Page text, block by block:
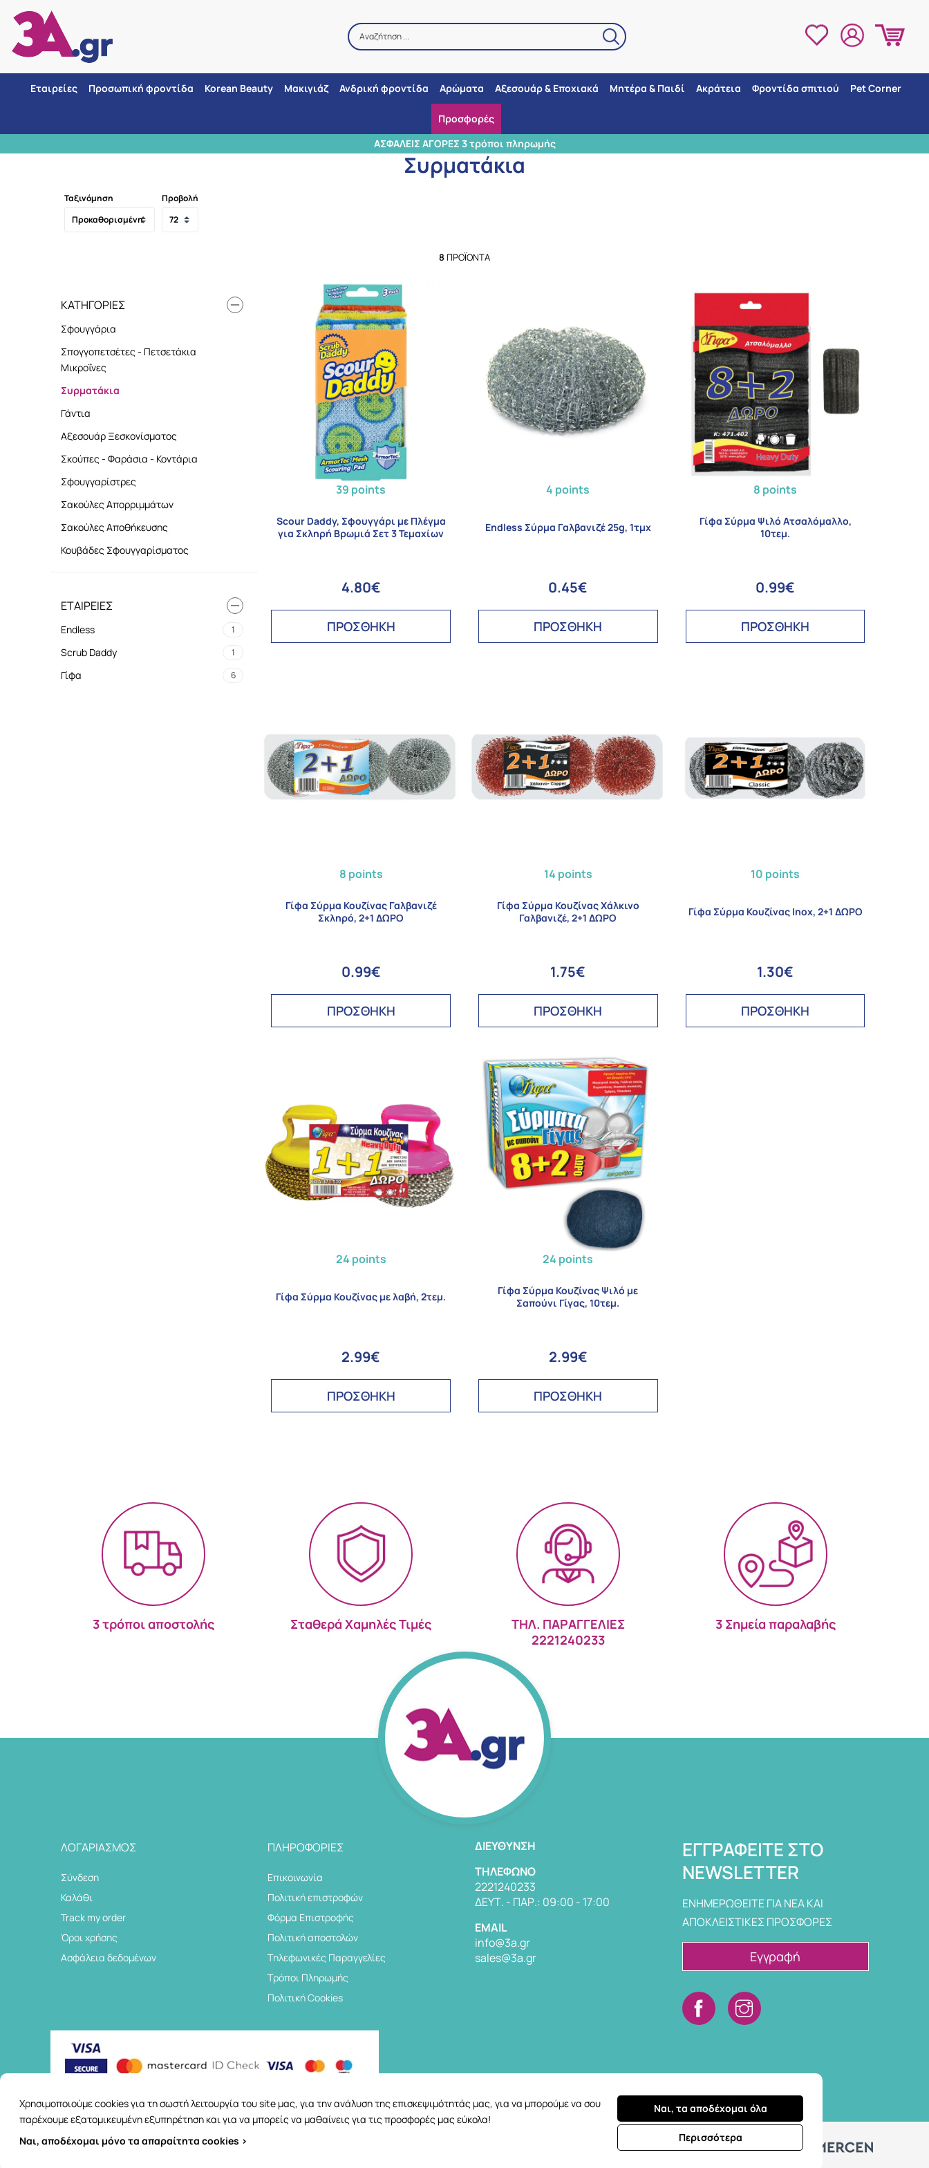
Αναζήτηση ...
Εταιρείες Προσωπική φροντίδα Korean Beauty Μακιγιάζ Ανδρική φροντίδα Αρώματα Αξεσουάρ & Εποχιακά Μητέρα & Παιδί Ακράτεια Φροντίδα σπιτιού Pet Corner
Προσφορές
3 ΣΗΜΕΙΑ ΠΑΡΑΛΛΑΒΗΣ
Αρχική / Φροντίδα σπιτιού / Αξεσουάρ καθαρισμού / Συρματάκια
Συρματάκια
Ταξινόμηση Προβολή
8 ΠΡΟΪΌΝΤΑ
ΚΑΤΗΓΟΡΊΕΣ
Σφουγγάρια
Σπογγοπετσέτες - Πετσετάκια
Μικροΐνες
Συρματάκια
Γάντια
Αξεσουάρ Ξεσκονίσματος
Σκούπες - Φαράσια - Κοντάρια
Σφουγγαρίστρες
Σακούλες Απορριμμάτων
Σακούλες Αποθήκευσης
Κουβάδες Σφουγγαρίσματος
ΕΤΑΙΡΕΊΕΣ
Endless 1
Scrub Daddy 1
Γίφα 6
39 points
Scour Daddy, Σφουγγάρι με Πλέγμα
για Σκληρή Βρωμιά Σετ 3 Τεμαχίων
4.80€
ΠΡΟΣΘΗΚΗ
4 points
Endless Σύρμα Γαλβανιζέ 25g, 1τμχ
0.45€
ΠΡΟΣΘΗΚΗ
8 points
Γίφα Σύρμα Ψιλό Ατσαλόμαλλο,
10τεμ.
0.99€
ΠΡΟΣΘΗΚΗ
8 points
Γίφα Σύρμα Κουζίνας Γαλβανιζέ
Σκληρό, 2+1 ΔΩΡΟ
0.99€
ΠΡΟΣΘΗΚΗ
14 points
Γίφα Σύρμα Κουζίνας Χάλκινο
Γαλβανιζέ, 2+1 ΔΩΡΟ
1.75€
ΠΡΟΣΘΗΚΗ
10 points
Γίφα Σύρμα Κουζίνας Inox, 2+1 ΔΩΡΟ
1.30€
ΠΡΟΣΘΗΚΗ
24 points
Γίφα Σύρμα Κουζίνας με λαβή, 2τεμ.
2.99€
ΠΡΟΣΘΗΚΗ
24 points
Γίφα Σύρμα Κουζίνας Ψιλό με
Σαπούνι Γίγας, 10τεμ.
2.99€
ΠΡΟΣΘΗΚΗ
3 τρόποι αποστολής Σταθερά Χαμηλές Τιμές
ΤΗΛ. ΠΑΡΑΓΓΕΛΙΕΣ
2221240233
3 Σημεία παραλαβής
ΛΟΓΑΡΙΑΣΜΌΣ
Σύνδεση
Καλάθι
Track my order
Όροι χρήσης
Ασφάλεια δεδομένων
ΠΛΗΡΟΦΟΡΊΕΣ
Επικοινωνία
Πολιτική επιστροφών
Φόρμα Επιστροφής
Πολιτική αποστολών
Tηλεφωνικές Παραγγελίες
Τρόποι Πληρωμής
Πολιτική Cookies
ΔΙΕΎΘΥΝΣΗ
TΗΛΈΦΩΝΟ
2221240233
ΔΕΥΤ. - ΠΑΡ.: 09:00 - 17:00
EMAIL
info@3a.gr
sales@3a.gr
ΕΓΓΡΑΦΕΊΤΕ ΣΤΟ
NEWSLETTER
ΕΝΗΜΕΡΩΘΕΙΤΕ ΓΙΑ ΝΕΑ ΚΑΙ
ΑΠΟΚΛΕΙΣΤΙΚΕΣ ΠΡΟΣΦΟΡΕΣ
Εγγραφή
Copyright © 2026 3a.gr
Χρησιμοποιούμε cookies για τη σωστή λειτουργία του site μας, για την ανάλυση της επισκεψιμότητάς μας, για να μπορούμε να σου
παρέχουμε εξατομικευμένη εξυπηρέτηση και για να μπορείς να μαθαίνεις για τις προσφορές μας εύκολα!
Ναι, αποδέχομαι μόνο τα απαραίτητα cookies >
Ναι, τα αποδέχομαι όλα
Περισσότερα